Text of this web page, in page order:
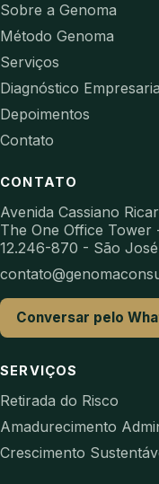
Sobre a Genoma
Método Genoma
Serviços
Diagnóstico
Depoimentos
Contato
CONTATO
Avenida Cassiano
The One Office Tower
12.246-870 - São
Conversar pelo
SERVIÇOS
Retirada do Risco
Amadurecimento
Crescimento